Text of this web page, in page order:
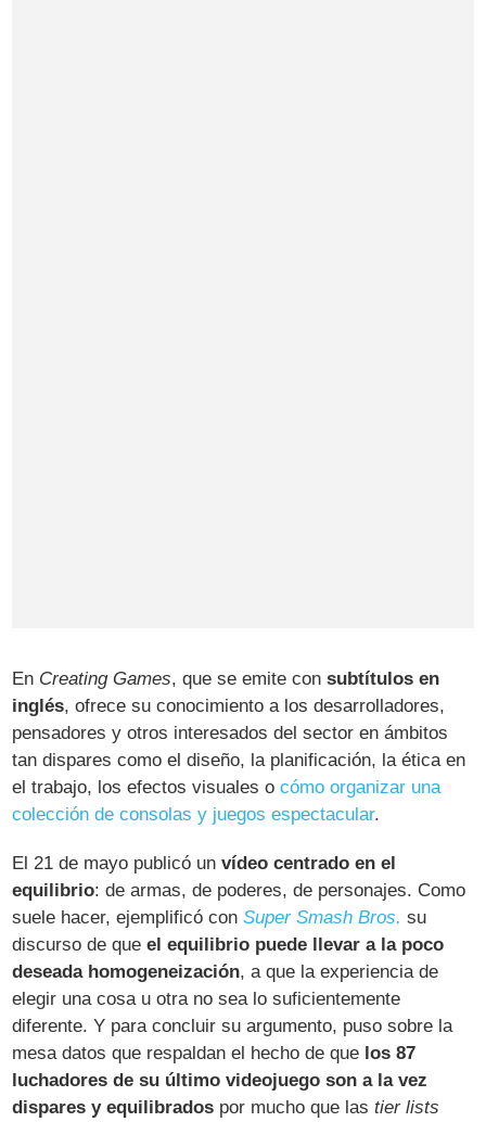
En Creating Games, que se emite consubtítulos en
inglés, ofrece su conocimiento a los desarrolladores,
pensadores y otros interesados del sector en ámbitos
tan dispares como el diseño, la planificación, la ética en
el trabajo, los efectos visuales ocómo organizar una
colección de consolas y juegos espectacular.
El 21 de mayo publicó unvídeo centrado en el
equilibrio: de armas, de poderes, de personajes. Como
suele hacer, ejemplificó conSuper Smash Bros. su
discurso de queel equilibrio puede llevar a la poco
deseada homogeneización, a que la experiencia de
elegir una cosa u otra no sea lo suficientemente
diferente. Y para concluir su argumento, puso sobre la
mesa datos que respaldan el hecho de que los 87
luchadores de su último videojuego son a la vez
dispares y equilibrados por mucho que lastier lists